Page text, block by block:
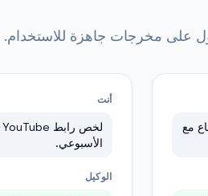
على مخرجات جاهزة للاستخدام.
مع
أنت
الأسبوعي.
الوكيل